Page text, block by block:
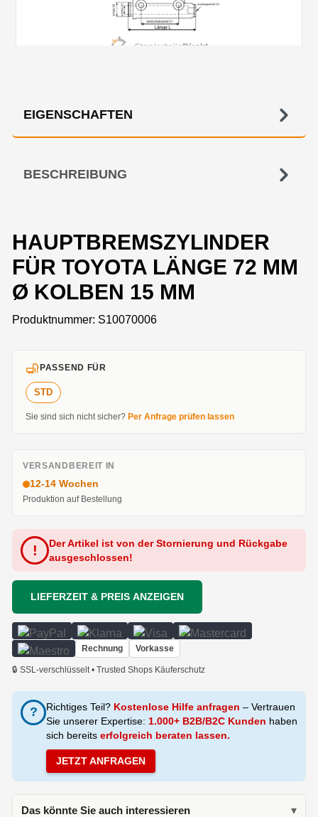
EIGENSCHAFTEN
BESCHREIBUNG
HAUPTBREMSZYLINDER
FÜR TOYOTA LÄNGE 72 MM
Ø KOLBEN 15 MM
Produktnummer: S10070006
PASSEND FÜR
STD
Sie sind sich nicht sicher? Per Anfrage prüfen lassen
VERSANDBEREIT IN
12-14 Wochen
Produktion auf Bestellung
!
Der Artikel ist von der Stornierung und Rückgabe
ausgeschlossen!
LIEFERZEIT & PREIS ANZEIGEN
Rechnung Vorkasse
🔒 SSL-verschlüsselt • Trusted Shops Käuferschutz
? Richtiges Teil? Kostenlose Hilfe anfragen – Vertrauen
Sie unserer Expertise: 1.000+ B2B/B2C Kunden haben
sich bereits erfolgreich beraten lassen.
JETZT ANFRAGEN
Das könnte Sie auch interessieren ▾